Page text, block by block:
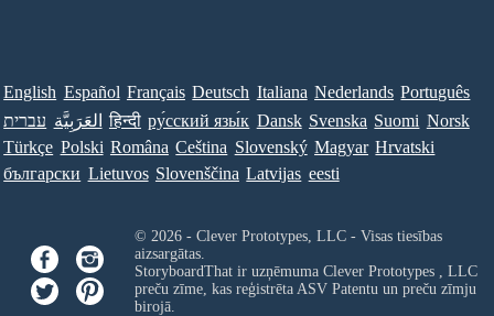
English Español Français Deutsch Italiana Nederlands Português
עברית العَرَبِيَّة हिन्दी ру́сский язы́к Dansk Svenska Suomi Norsk
Türkçe Polski Româna Ceština Slovenský Magyar Hrvatski
български Lietuvos Slovenščina Latvijas eesti
© 2026 - Clever Prototypes, LLC - Visas tiesības
aizsargātas.
StoryboardThat ir uzņēmuma Clever Prototypes , LLC
preču zīme, kas reģistrēta ASV Patentu un preču zīmju
birojā.